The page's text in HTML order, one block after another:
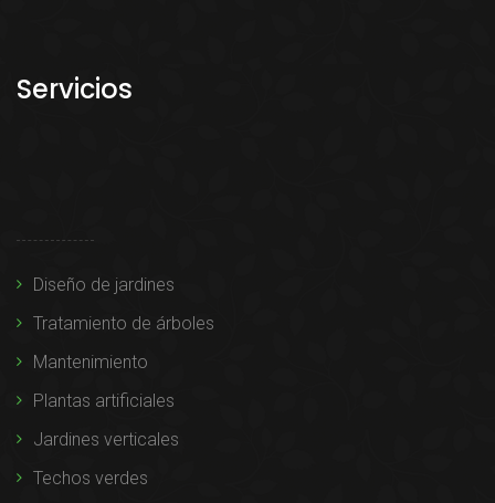
Servicios
Diseño de jardines
Tratamiento de árboles
Mantenimiento
Plantas artificiales
Jardines verticales
Techos verdes